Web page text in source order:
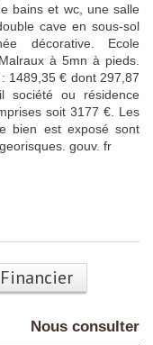
bains et wc, une salle
cave en sous-sol
décorative. Ecole
à 5mn à pieds.
1489,35 € dont 297,87
société ou résidence
soit 3177 €. Les
bien est exposé sont
gouv. fr
Financier
Nous consulter